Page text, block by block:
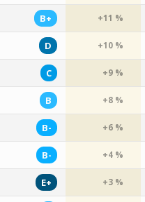
B+ +11 %
D +10 %
C +9 %
B +8 %
B- +6 %
B- +4 %
E+ +3 %